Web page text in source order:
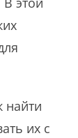
найти
их с